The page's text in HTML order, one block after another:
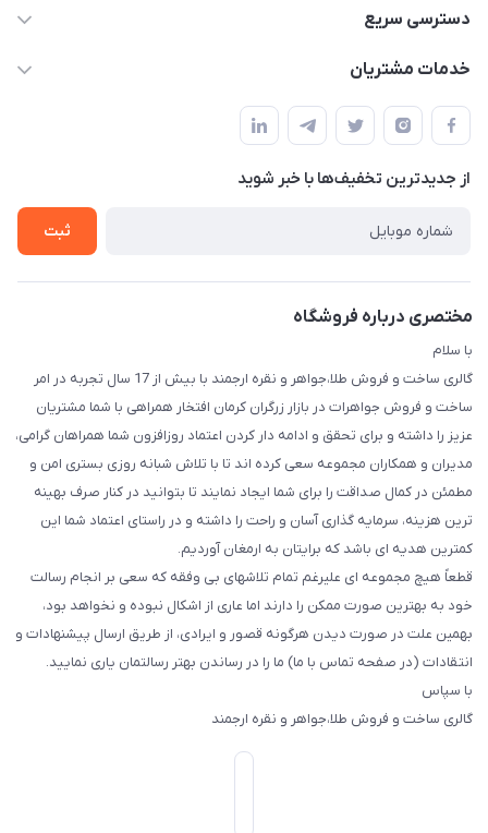
09138488018 - 09124949856
-گالری طلا،جواهر و نقره ارجمند
دسترسی سریع
حساب کاربری
لیست محصولات
درباره ما
خدمات مشتریان
قوانین و مقررات
حریم خصوصی
راهنما
از جدید‌ترین تخفیف‌ها با‌ خبر شوید
ثبت
مختصری درباره فروشگاه
با سلام
گالری ساخت و فروش طلا،جواهر و نقره ارجمند با بیش از 17 سال تجربه در امر
ساخت و فروش جواهرات در بازار زرگران کرمان افتخار همراهی با شما مشتریان
عزیز را داشته و برای تحقق و ادامه دار کردن اعتماد روزافزون شما همراهان گرامی،
مدیران و همکاران مجموعه سعی کرده اند تا با تلاش شبانه روزی بستری امن و
مطمئن در کمال صداقت را برای شما ایجاد نمایند تا بتوانید در کنار صرف بهینه
ترین هزینه، سرمایه گذاری آسان و راحت را داشته و در راستای اعتماد شما این
کمترین هدیه ای باشد که برایتان به ارمغان آوردیم.
قطعاً هیچ مجموعه ای علیرغم تمام تلاشهای بی وفقه که سعی بر انجام رسالت
خود به بهترین صورت ممکن را دارند اما عاری از اشکال نبوده و نخواهد بود،
بهمین علت در صورت دیدن هرگونه قصور و ایرادی، از طریق ارسال پیشنهادات و
انتقادات (در صفحه تماس با ما) ما را در رساندن بهتر رسالتمان یاری نمایید.
با سپاس
گالری ساخت و فروش طلا،جواهر و نقره ارجمند